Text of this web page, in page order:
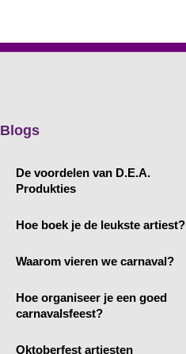
Blogs
De voordelen van D.E.A.
Produkties
Hoe boek je de leukste artiest?
Waarom vieren we carnaval?
Hoe organiseer je een goed
carnavalsfeest?
Oktoberfest artiesten